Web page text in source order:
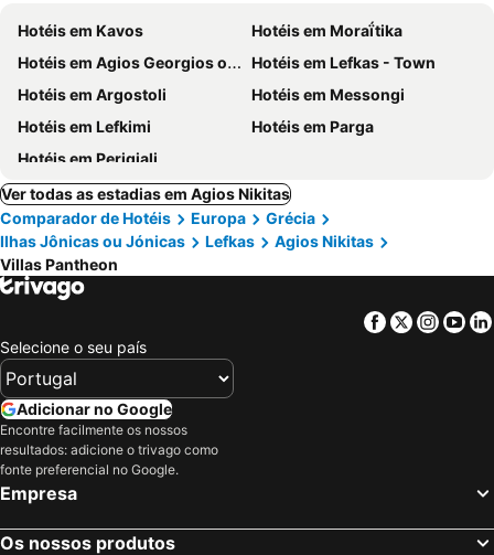
Hotéis em Kavos
Hotéis em Moraḯtika
Hotéis em Agios Georgios of Argyrades
Hotéis em Lefkas - Town
Hotéis em Argostoli
Hotéis em Messongi
Hotéis em Lefkimi
Hotéis em Parga
Hotéis em Perigiali
Ver todas as estadias em Agios Nikitas
Comparador de Hotéis
Europa
Grécia
Ilhas Jônicas ou Jónicas
Lefkas
Agios Nikitas
Villas Pantheon
Facebook
Twitter
Selecione o seu país
Adicionar no Google
Encontre facilmente os nossos
resultados: adicione o trivago como
fonte preferencial no Google.
Empresa
Os nossos produtos